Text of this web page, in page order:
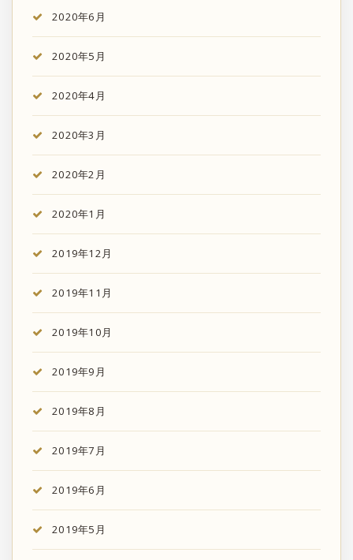
2020年6月
2020年5月
2020年4月
2020年3月
2020年2月
2020年1月
2019年12月
2019年11月
2019年10月
2019年9月
2019年8月
2019年7月
2019年6月
2019年5月